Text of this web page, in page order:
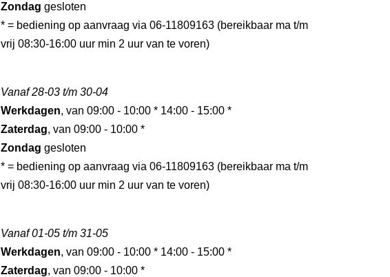
Zondag gesloten
* = bediening op aanvraag via 06-11809163 (bereikbaar ma t/m
vrij 08:30-16:00 uur min 2 uur van te voren)
Vanaf 28-03 t/m 30-04
Werkdagen, van 09:00 - 10:00 * 14:00 - 15:00 *
Zaterdag, van 09:00 - 10:00 *
Zondag gesloten
* = bediening op aanvraag via 06-11809163 (bereikbaar ma t/m
vrij 08:30-16:00 uur min 2 uur van te voren)
Vanaf 01-05 t/m 31-05
Werkdagen, van 09:00 - 10:00 * 14:00 - 15:00 *
Zaterdag, van 09:00 - 10:00 *